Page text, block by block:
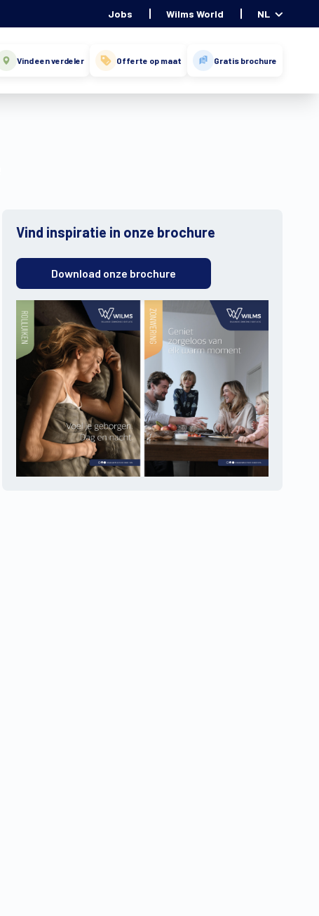
Jobs Wilms World NL
Vind een verdeler Offerte op maat Gratis brochure
Vind inspiratie in onze brochure
Download onze brochure